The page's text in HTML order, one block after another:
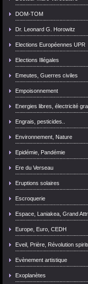
DOM-TOM
Dr. Leonard G. Horowitz
Elections Européennes UPR
Elections Illégales
Emeutes, Guerres civiles
Empoisonnement
Energies libres, électricité
Engrais, pesticides..
Environnement, Nature
Epidémie, Pandémie
Ere du Verseau
Eruptions solaires
Escroquerie
Espace, Laniakea, Grand
Europe, Euro, CEDH
Eveil, Prière, Révolution
Evènement artistique
Exoplanètes